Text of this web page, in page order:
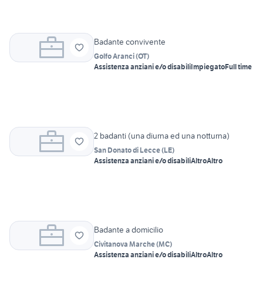
Badante convivente
Golfo Aranci(OT)
Assistenza anziani e/o disabiliImpiegatoFull time
2 badanti (una diurna ed una notturna)
San Donato di Lecce(LE)
Assistenza anziani e/o disabiliAltroAltro
Badante a domicilio
Civitanova Marche(MC)
Assistenza anziani e/o disabiliAltroAltro